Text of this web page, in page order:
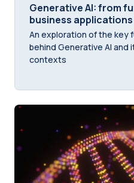
Generative AI: from
business applications
An exploration of the key
behind Generative AI and
contexts